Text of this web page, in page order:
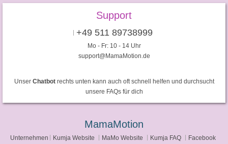
Support
+49 511 89738999
Mo - Fr: 10 - 14 Uhr
support@MamaMotion.de
Unser Chatbotrechts unten kann auch oft schnell helfen und durchsucht
unsere FAQs für dich
MamaMotion
Unternehmen Kumja Website MaMo Website Kumja FAQ Facebook